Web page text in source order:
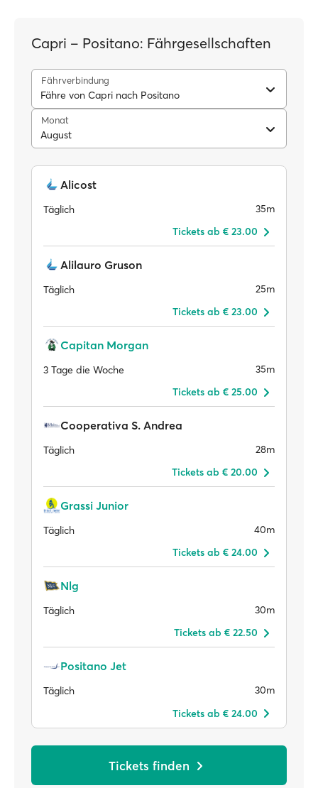
Capri – Positano: Fährgesellschaften
Fährverbindung
Fähre von Capri nach Positano
Monat
August
Alicost
Täglich
35m
Tickets ab € 23.00
Alilauro Gruson
Täglich
25m
Tickets ab € 23.00
Capitan Morgan
3 Tage die Woche
35m
Tickets ab € 25.00
Cooperativa S. Andrea
Täglich
28m
Tickets ab € 20.00
Grassi Junior
Täglich
40m
Tickets ab € 24.00
Nlg
Täglich
30m
Tickets ab € 22.50
Positano Jet
Täglich
30m
Tickets ab € 24.00
Tickets finden